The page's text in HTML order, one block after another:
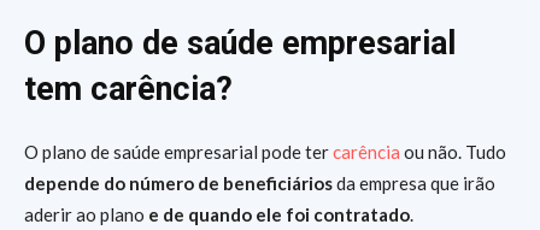
O plano de saúde empresarial
tem carência?
O plano de saúde empresarial pode tercarência ou não. Tudo
depende do número de beneficiáriosda empresa que irão
aderir ao plano e de quando ele foi contratado.